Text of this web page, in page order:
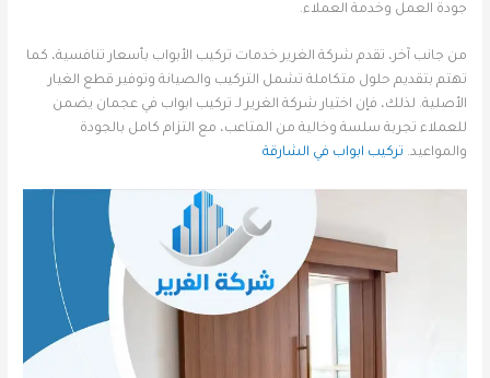
جودة العمل وخدمة العملاء.
من جانب آخر، تقدم شركة الغرير خدمات تركيب الأبواب بأسعار تنافسية، كما
تهتم بتقديم حلول متكاملة تشمل التركيب والصيانة وتوفير قطع الغيار
الأصلية. لذلك، فإن اختيار شركة الغرير لـ تركيب ابواب في عجمان يضمن
للعملاء تجربة سلسة وخالية من المتاعب، مع التزام كامل بالجودة
والمواعيد. تركيب ابواب في الشارقة